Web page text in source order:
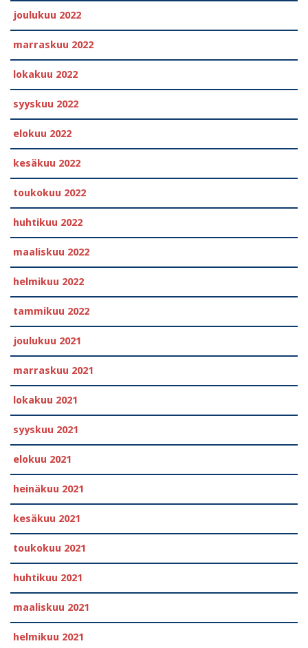
joulukuu 2022
marraskuu 2022
lokakuu 2022
syyskuu 2022
elokuu 2022
kesäkuu 2022
toukokuu 2022
huhtikuu 2022
maaliskuu 2022
helmikuu 2022
tammikuu 2022
joulukuu 2021
marraskuu 2021
lokakuu 2021
syyskuu 2021
elokuu 2021
heinäkuu 2021
kesäkuu 2021
toukokuu 2021
huhtikuu 2021
maaliskuu 2021
helmikuu 2021